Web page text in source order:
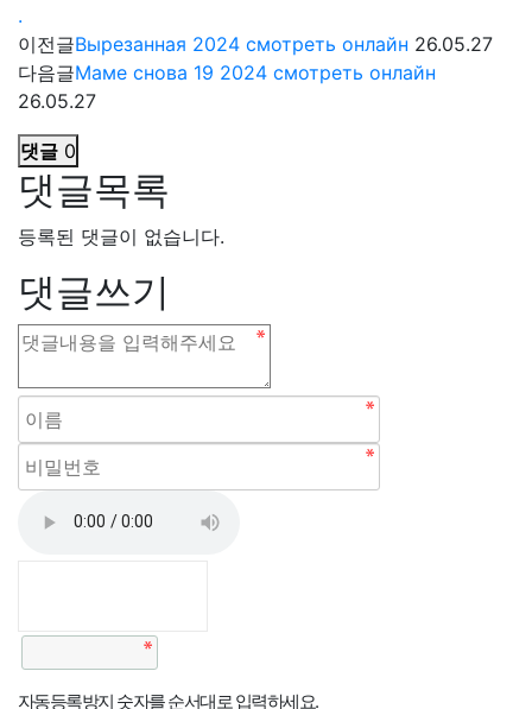
.
이전글Вырезанная 2024 смотреть онлайн 26.05.27
다음글Маме снова 19 2024 смотреть онлайн
26.05.27
댓글 0
댓글목록
등록된 댓글이 없습니다.
댓글쓰기
자동등록방지 숫자를 순서대로 입력하세요.